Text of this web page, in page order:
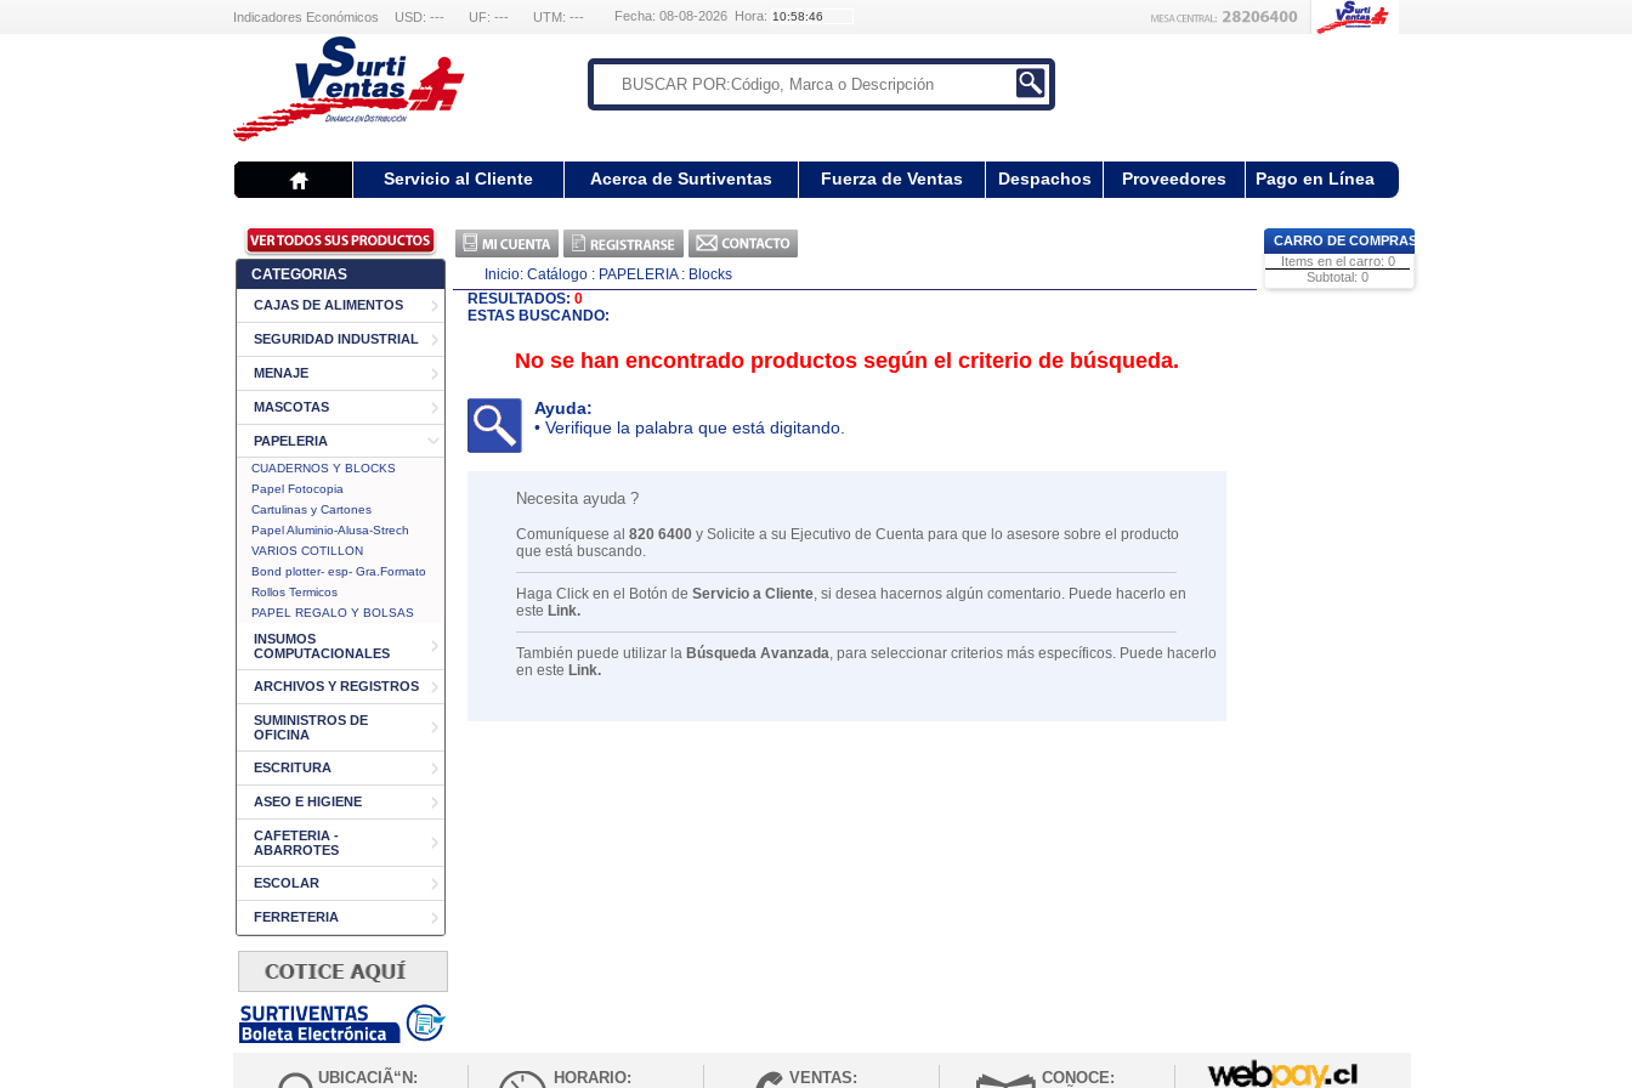
Indicadores Económicos USD: --- UF: --- UTM: --- Fecha: 08-08-2026 Hora:
Servicio al Cliente Acerca de Surtiventas Fuerza de Ventas Despachos Proveedores Pago en Línea
CATEGORIAS
CAJAS DE ALIMENTOS
SEGURIDAD INDUSTRIAL
MENAJE
MASCOTAS
PAPELERIA
CUADERNOS Y BLOCKS
Papel Fotocopia
Cartulinas y Cartones
Papel Aluminio-Alusa-Strech
VARIOS COTILLON
Bond plotter- esp- Gra.Formato
Rollos Termicos
PAPEL REGALO Y BOLSAS
INSUMOS
COMPUTACIONALES
ARCHIVOS Y REGISTROS
SUMINISTROS DE
OFICINA
ESCRITURA
ASEO E HIGIENE
CAFETERIA -
ABARROTES
ESCOLAR
FERRETERIA
Inicio: Catálogo : PAPELERIA : Blocks
RESULTADOS: 0
ESTAS BUSCANDO:
No se han encontrado productos según el criterio de búsqueda.
Ayuda:
• Verifique la palabra que está digitando.
Necesita ayuda ?
Comuníquese al 820 6400y Solicite a su Ejecutivo de Cuenta para que lo asesore sobre el producto
que está buscando.
Haga Click en el Botón de Servicio a Cliente, si desea hacernos algún comentario. Puede hacerlo en
este Link.
También puede utilizar la Búsqueda Avanzada, para seleccionar criterios más específicos. Puede hacerlo
en este Link.
CARRO DE COMPRAS
Items en el carro: 0
Subtotal: 0
UBICACIÃ“N:
HORARIO:
VENTAS:
CONOCE: